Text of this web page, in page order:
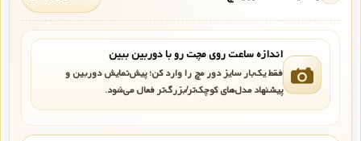
اندازه ساعت روی مچت رو با دوربین ببین
فقط یک‌بار سایز دور مچ را وارد کن؛ پیش‌نمایش دوربین و
پیشنهاد مدل‌های کوچک‌تر/بزرگ‌تر فعال می‌شود.